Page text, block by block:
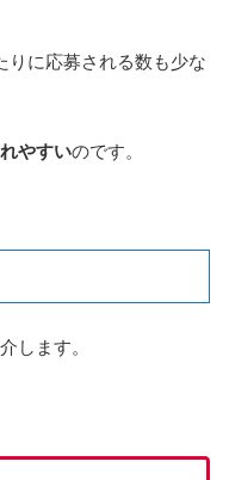
りに応募される数も少な
やすいのです。
します。